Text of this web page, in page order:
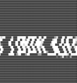
██████░░████      ██      ██  ██  ████████▒▒░░████  ██    ██▒▒
████████  ████  ██  ▒▒  ██  ██  ▒▒  ████████░░  ████  ██  ████
████  ██      ██  ██    ░░████████    ████  ██  ████
▓▓██████  ████  ██  ░░  ██  ▓▓    ░░████████░░  ████  ██    ██
████████  ████  ██  ▒▒  ██  ██  ▒▒  ████████    ████  ██
████████  ████  ██  ██  ██  ▓▓  ██  ████████    ████  ██  ████
████████  ████      ██      ██  ██  ▒▒██████    ████  ██
████████    ██▒▒  ████▒▒  ████████▒▒▒▒██████      ██      ░░██